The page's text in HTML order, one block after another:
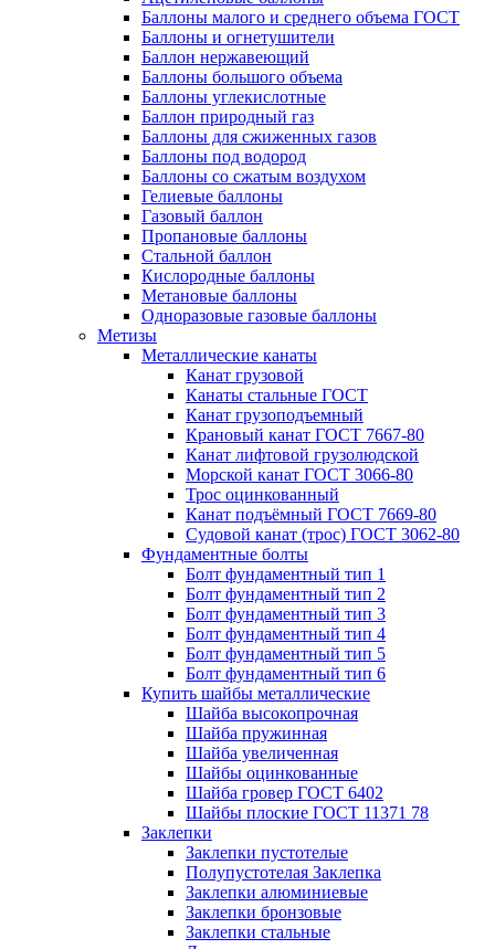
Баллоны малого и среднего объема ГОСТ
Баллоны и огнетушители
Баллон нержавеющий
Баллоны большого объема
Баллоны углекислотные
Баллон природный газ
Баллоны для сжиженных газов
Баллоны под водород
Баллоны со сжатым воздухом
Гелиевые баллоны
Газовый баллон
Пропановые баллоны
Стальной баллон
Кислородные баллоны
Метановые баллоны
Одноразовые газовые баллоны
Метизы
Металлические канаты
Канат грузовой
Канаты стальные ГОСТ
Канат грузоподъемный
Крановый канат ГОСТ 7667-80
Канат лифтовой грузолюдской
Морской канат ГОСТ 3066-80
Трос оцинкованный
Канат подъёмный ГОСТ 7669-80
Судовой канат (трос) ГОСТ 3062-80
Фундаментные болты
Болт фундаментный тип 1
Болт фундаментный тип 2
Болт фундаментный тип 3
Болт фундаментный тип 4
Болт фундаментный тип 5
Болт фундаментный тип 6
Купить шайбы металлические
Шайба высокопрочная
Шайба пружинная
Шайба увеличенная
Шайбы оцинкованные
Шайба гровер ГОСТ 6402
Шайбы плоские ГОСТ 11371 78
Заклепки
Заклепки пустотелые
Полупустотелая Заклепка
Заклепки алюминиевые
Заклепки бронзовые
Заклепки стальные